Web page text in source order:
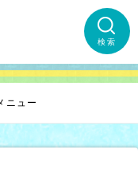
検索
ニュー